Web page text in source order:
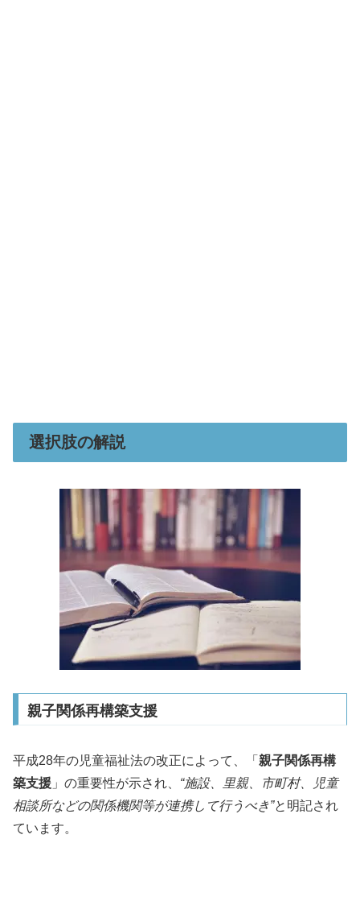
選択肢の解説
親子関係再構築支援
平成28年の児童福祉法の改正によって、「 親子関係再構
築支援 」の重要性が示され、 “施設、里親、市町村、児童
相談所などの関係機関等が連携して行うべき”と明記され
ています。